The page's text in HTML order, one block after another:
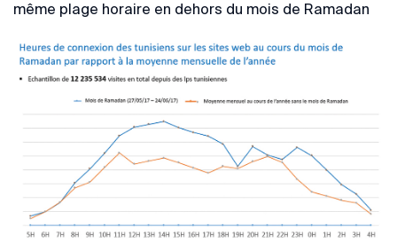
même plage horaire en dehors du mois de Ramadan